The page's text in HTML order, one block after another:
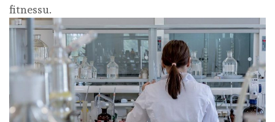
fitnessu.